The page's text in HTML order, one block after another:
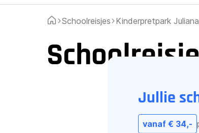
HomeSchoolreisjes Kinderpretpark
Jullie
vanaf € 34,-